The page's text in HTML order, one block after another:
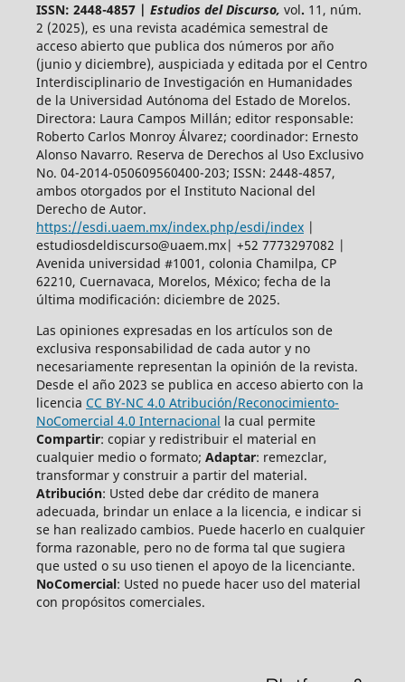
ISSN: 2448-4857 | Estudios del Discurso, vol. 11, núm.
2 (2025), es una revista académica semestral de
acceso abierto que publica dos números por año
(junio y diciembre), auspiciada y editada por el Centro
Interdisciplinario de Investigación en Humanidades
de la Universidad Autónoma del Estado de Morelos.
Directora: Laura Campos Millán; editor responsable:
Roberto Carlos Monroy Álvarez; coordinador: Ernesto
Alonso Navarro. Reserva de Derechos al Uso Exclusivo
No. 04-2014-050609560400-203; ISSN: 2448-4857,
ambos otorgados por el Instituto Nacional del
Derecho de Autor.
https://esdi.uaem.mx/index.php/esdi/index|
estudiosdeldiscurso@uaem.mx| +52 7773297082 |
Avenida universidad #1001, colonia Chamilpa, CP
62210, Cuernavaca, Morelos, México; fecha de la
última modificación: diciembre de 2025.
Las opiniones expresadas en los artículos son de
exclusiva responsabilidad de cada autor y no
necesariamente representan la opinión de la revista.
Desde el año 2023 se publica en acceso abierto con la
licencia CC BY-NC 4.0 Atribución/Reconocimiento-
NoComercial 4.0 Internacional la cual permite
Compartir: copiar y redistribuir el material en
cualquier medio o formato; Adaptar: remezclar,
transformar y construir a partir del material.
Atribución: Usted debe dar crédito de manera
adecuada, brindar un enlace a la licencia, e indicar si
se han realizado cambios. Puede hacerlo en cualquier
forma razonable, pero no de forma tal que sugiera
que usted o su uso tienen el apoyo de la licenciante.
NoComercial: Usted no puede hacer uso del material
con propósitos comerciales.